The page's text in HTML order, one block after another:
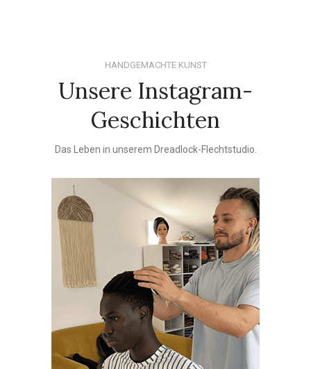
HANDGEMACHTE KUNST
Unsere Instagram-
Geschichten
Das Leben in unserem Dreadlock-Flechtstudio.